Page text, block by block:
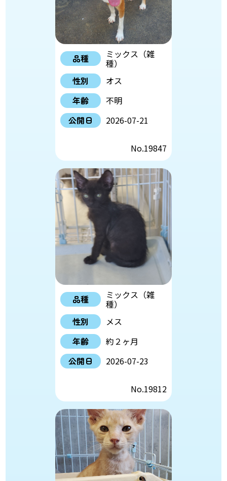
品種 ミックス（雑
種）
性別
オス
年齢
不明
公開日
2026-07-21
No.19847
品種 ミックス（雑
種）
性別
メス
年齢
約２ヶ月
公開日
2026-07-23
No.19812